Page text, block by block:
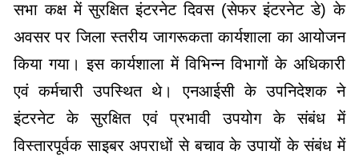
सभा कक्ष में सुरक्षित इंटरनेट दिवस (सेफर इंटरनेट डे) के
अवसर पर जिला स्तरीय जागरूकता कार्यशाला का आयोजन
किया गया। इस कार्यशाला में विभिन्न विभागों के अधिकारी
एवं कर्मचारी उपस्थित थे। एनआईसी के उपनिदेशक ने
इंटरनेट के सुरक्षित एवं प्रभावी उपयोग के संबंध में
विस्तारपूर्वक साइबर अपराधों से बचाव के उपायों के संबंध में